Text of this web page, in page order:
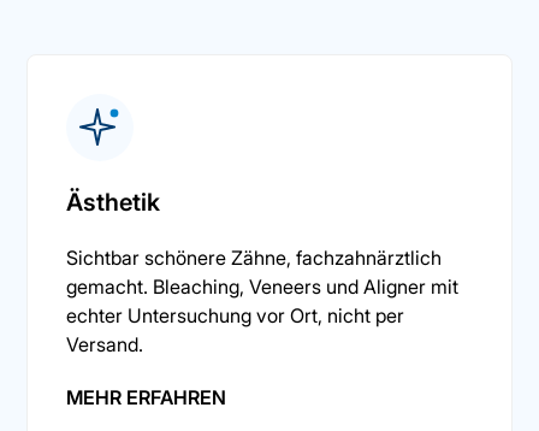
Ästhetik
Sichtbar schönere Zähne, fachzahnärztlich
gemacht. Bleaching, Veneers und Aligner mit
echter Untersuchung vor Ort, nicht per
Versand.
MEHR ERFAHREN